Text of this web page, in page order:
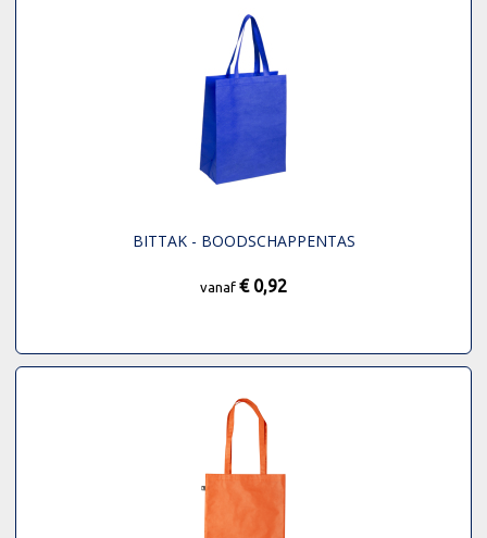
BITTAK - BOODSCHAPPENTAS
vanaf € 0,92